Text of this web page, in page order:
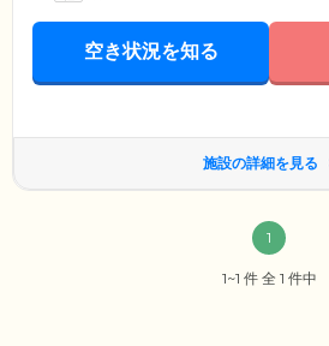
空き状況を知る
施設の詳細を見る
1
1~1 件 全 1 件中